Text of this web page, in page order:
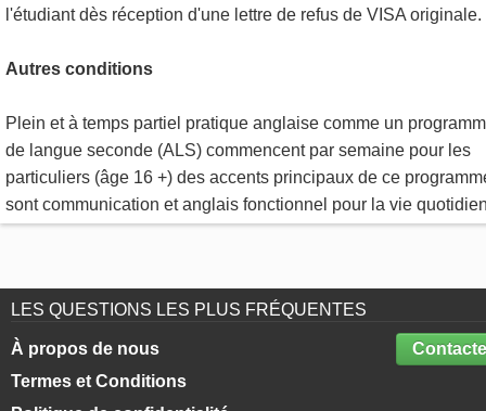
l'étudiant dès réception d'une lettre de refus de VISA originale.
Autres conditions
Plein et à temps partiel pratique anglaise comme un
de langue seconde (ALS) commencent par semaine pour les
particuliers (âge 16 +) des accents principaux de ce
sont communication et anglais fonctionnel pour la vie
LES QUESTIONS LES PLUS FRÉQUENTES
À propos de nous
Termes et Conditions